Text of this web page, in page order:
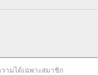
ามได้เฉพาะสมาชิก